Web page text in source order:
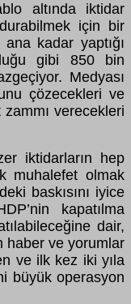
altında iktidar
için bir
kadar yaptığı
gibi 850 bin
Medyası
çözecekleri ve
verecekleri
iktidarların hep
muhalefet olmak
baskısını iyice
kapatılma
dair,
haber ve yorumlar
ve ilk kez iki yıla
büyük operasyon